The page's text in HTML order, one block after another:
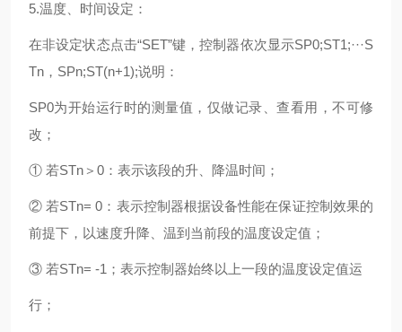
5.温度、时间设定：
在非设定状态点击“SET”键，控制器依次显示SP0;ST1;···S
Tn，SPn;ST(n+1);说明：
SP0为开始运行时的测量值，仅做记录、查看用，不可修
改；
① 若STn＞0：表示该段的升、降温时间；
② 若STn= 0：表示控制器根据设备性能在保证控制效果的
前提下，以速度升降、温到当前段的温度设定值；
③ 若STn= -1；表示控制器始终以上一段的温度设定值运
行；